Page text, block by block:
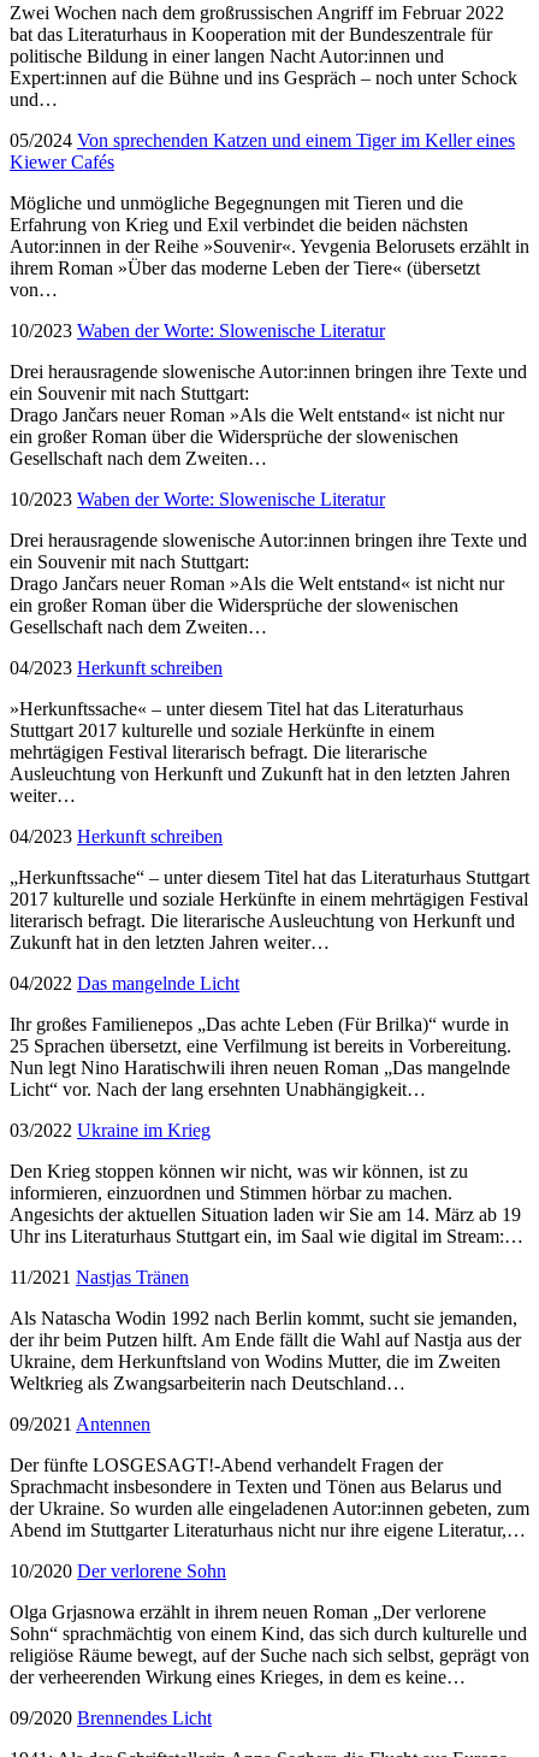
Zwei Wochen nach dem großrussischen Angriff im Februar 2022
bat das Literaturhaus in Kooperation mit der Bundeszentrale für
politische Bildung in einer langen Nacht Autor:innen und
Expert:innen auf die Bühne und ins Gespräch – noch unter Schock
und…
05/2024 Von sprechenden Katzen und einem Tiger im Keller eines
Kiewer Cafés
Mögliche und unmögliche Begegnungen mit Tieren und die
Erfahrung von Krieg und Exil verbindet die beiden nächsten
Autor:innen in der Reihe »Souvenir«. Yevgenia Belorusets erzählt in
ihrem Roman »Über das moderne Leben der Tiere« (übersetzt
von…
10/2023 Waben der Worte: Slowenische Literatur
Drei herausragende slowenische Autor:innen bringen ihre Texte und
ein Souvenir mit nach Stuttgart:
Drago Jančars neuer Roman »Als die Welt entstand« ist nicht nur
ein großer Roman über die Widersprüche der slowenischen
Gesellschaft nach dem Zweiten…
10/2023 Waben der Worte: Slowenische Literatur
Drei herausragende slowenische Autor:innen bringen ihre Texte und
ein Souvenir mit nach Stuttgart:
Drago Jančars neuer Roman »Als die Welt entstand« ist nicht nur
ein großer Roman über die Widersprüche der slowenischen
Gesellschaft nach dem Zweiten…
04/2023 Herkunft schreiben
»Herkunftssache« – unter diesem Titel hat das Literaturhaus
Stuttgart 2017 kulturelle und soziale Herkünfte in einem
mehrtägigen Festival literarisch befragt. Die literarische
Ausleuchtung von Herkunft und Zukunft hat in den letzten Jahren
weiter…
04/2023 Herkunft schreiben
„Herkunftssache“ – unter diesem Titel hat das Literaturhaus Stuttgart
2017 kulturelle und soziale Herkünfte in einem mehrtägigen Festival
literarisch befragt. Die literarische Ausleuchtung von Herkunft und
Zukunft hat in den letzten Jahren weiter…
04/2022 Das mangelnde Licht
Ihr großes Familienepos „Das achte Leben (Für Brilka)“ wurde in
25 Sprachen übersetzt, eine Verfilmung ist bereits in Vorbereitung.
Nun legt Nino Haratischwili ihren neuen Roman „Das mangelnde
Licht“ vor. Nach der lang ersehnten Unabhängigkeit…
03/2022 Ukraine im Krieg
Den Krieg stoppen können wir nicht, was wir können, ist zu
informieren, einzuordnen und Stimmen hörbar zu machen.
Angesichts der aktuellen Situation laden wir Sie am 14. März ab 19
Uhr ins Literaturhaus Stuttgart ein, im Saal wie digital im Stream:…
11/2021 Nastjas Tränen
Als Natascha Wodin 1992 nach Berlin kommt, sucht sie jemanden,
der ihr beim Putzen hilft. Am Ende fällt die Wahl auf Nastja aus der
Ukraine, dem Herkunftsland von Wodins Mutter, die im Zweiten
Weltkrieg als Zwangsarbeiterin nach Deutschland…
09/2021 Antennen
Der fünfte LOSGESAGT!-Abend verhandelt Fragen der
Sprachmacht insbesondere in Texten und Tönen aus Belarus und
der Ukraine. So wurden alle eingeladenen Autor:innen gebeten, zum
Abend im Stuttgarter Literaturhaus nicht nur ihre eigene Literatur,…
10/2020 Der verlorene Sohn
Olga Grjasnowa erzählt in ihrem neuen Roman „Der verlorene
Sohn“ sprachmächtig von einem Kind, das sich durch kulturelle und
religiöse Räume bewegt, auf der Suche nach sich selbst, geprägt von
der verheerenden Wirkung eines Krieges, in dem es keine…
09/2020 Brennendes Licht